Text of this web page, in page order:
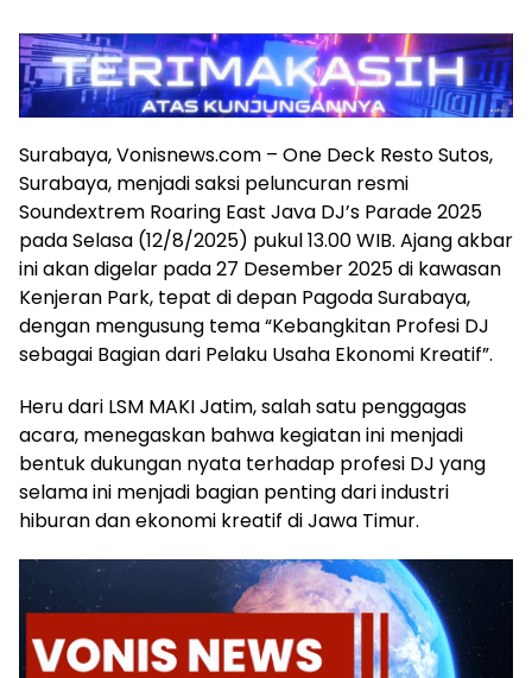
Surabaya, Vonisnews.com – One Deck Resto Sutos,
Surabaya, menjadi saksi peluncuran resmi
Soundextrem Roaring East Java DJ’s Parade 2025
pada Selasa (12/8/2025) pukul 13.00 WIB. Ajang akbar
ini akan digelar pada 27 Desember 2025 di kawasan
Kenjeran Park, tepat di depan Pagoda Surabaya,
dengan mengusung tema “Kebangkitan Profesi DJ
sebagai Bagian dari Pelaku Usaha Ekonomi Kreatif”.
Heru dari LSM MAKI Jatim, salah satu penggagas
acara, menegaskan bahwa kegiatan ini menjadi
bentuk dukungan nyata terhadap profesi DJ yang
selama ini menjadi bagian penting dari industri
hiburan dan ekonomi kreatif di Jawa Timur.